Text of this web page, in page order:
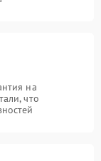
на
что